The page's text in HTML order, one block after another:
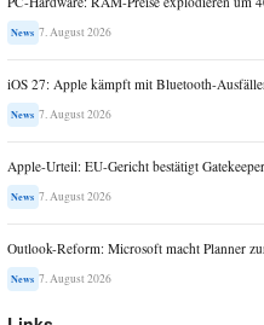
News 7. August 2026
iOS 27: Apple kämpft mit Bluetooth-
News 7. August 2026
Apple-Urteil: EU-Gericht bestätigt
News 7. August 2026
Outlook-Reform: Microsoft macht Planner
News 7. August 2026